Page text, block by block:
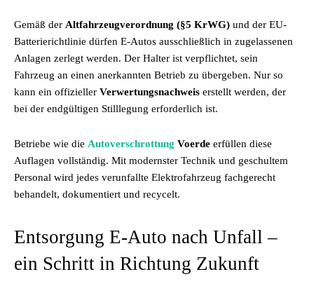
Gemäß der Altfahrzeugverordnung (§5 KrWG) und der EU-
Batterierichtlinie dürfen E-Autos ausschließlich in zugelassenen
Anlagen zerlegt werden. Der Halter ist verpflichtet, sein
Fahrzeug an einen anerkannten Betrieb zu übergeben. Nur so
kann ein offizieller Verwertungsnachweis erstellt werden, der
bei der endgültigen Stilllegung erforderlich ist.
Betriebe wie die Autoverschrottung Voerde erfüllen diese
Auflagen vollständig. Mit modernster Technik und geschultem
Personal wird jedes verunfallte Elektrofahrzeug fachgerecht
behandelt, dokumentiert und recycelt.
Entsorgung E-Auto nach Unfall –
ein Schritt in Richtung Zukunft